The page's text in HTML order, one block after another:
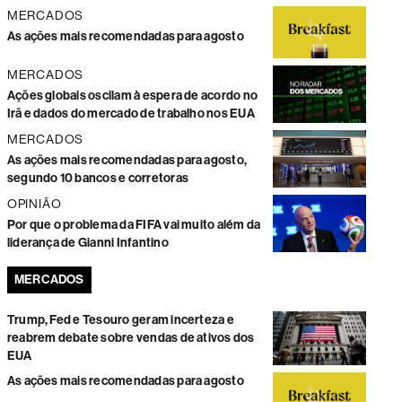
MERCADOS
As ações mais recomendadas para agosto
MERCADOS
Ações globais oscilam à espera de acordo no
Irã e dados do mercado de trabalho nos EUA
MERCADOS
As ações mais recomendadas para agosto,
segundo 10 bancos e corretoras
OPINIÃO
Por que o problema da FIFA vai muito além da
liderança de Gianni Infantino
MERCADOS
Trump, Fed e Tesouro geram incerteza e
reabrem debate sobre vendas de ativos dos
EUA
As ações mais recomendadas para agosto